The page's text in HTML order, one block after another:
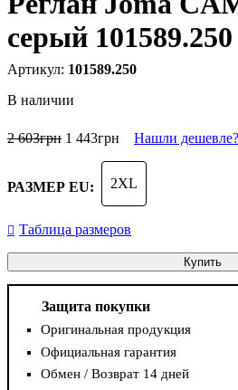
серый 101589.250
101589.250
В наличии
2 603грн 1 443грн Нашли дешевле?
РАЗМЕР EU: 2XL
Таблица размеров
Купить
Защита покупки
Оригинальная продукция
Официальная гарантия
Обмен / Возврат 14 дней